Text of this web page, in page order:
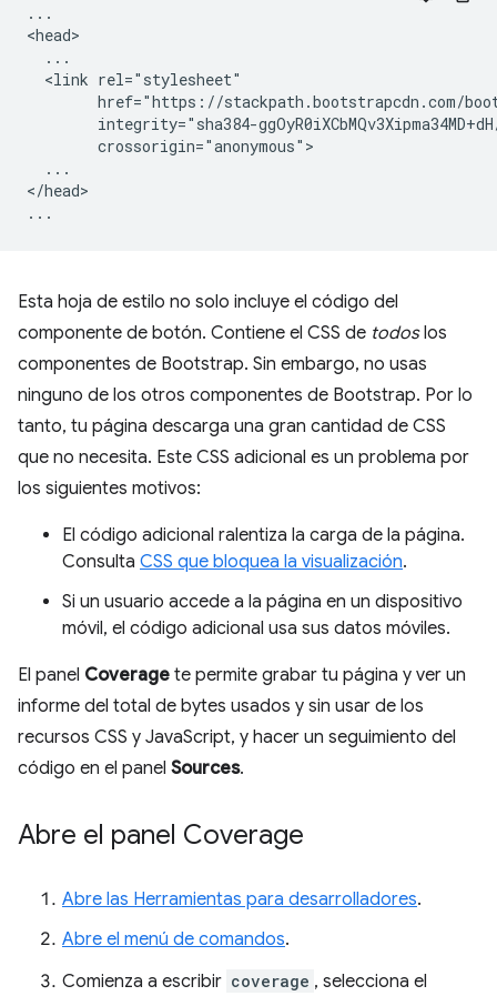
...
<head>
  ...
  <link rel="stylesheet"
href="https://stackpath.bootstrapcdn.com/
integrity="sha384-
        crossorigin="anonymous">
  ...
</head>
Esta hoja de estilo no solo incluye el código del
componente de botón. Contiene el CSS de todoslos
componentes de Bootstrap. Sin embargo, no usas
ninguno de los otros componentes de Bootstrap. Por lo
tanto, tu página descarga una gran cantidad de CSS
que no necesita. Este CSS adicional es un problema por
los siguientes motivos:
El código adicional ralentiza la carga de la página.
Consulta CSS que bloquea la visualización.
Si un usuario accede a la página en un dispositivo
móvil, el código adicional usa sus datos móviles.
El panel Coverage te permite grabar tu página y ver un
informe del total de bytes usados y sin usar de los
recursos CSS y JavaScript, y hacer un seguimiento del
código en el panel Sources.
Abre el panel Coverage
Abre las Herramientas para desarrolladores.
Abre el menú de comandos.
Comienza a escribir coverage , selecciona el